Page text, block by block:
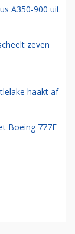
A350-900 uit
zeven
haakt af
Boeing 777F